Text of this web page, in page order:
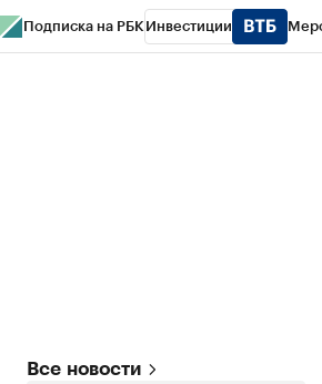
Подписка на РБК Инвестиции
Все новости